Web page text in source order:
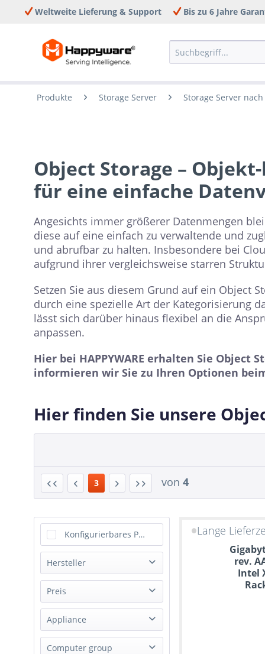
Weltweite Lieferung & Support Bis zu 6 Jahre
Produkte Storage Server Storage Server
Object Storage –
für eine einfache
Angesichts immer größerer Datenmengen
diese auf eine einfach zu verwaltende und
und abrufbar zu halten. Insbesondere bei
aufgrund ihrer vergleichsweise starren
Setzen Sie aus diesem Grund auf ein Object
durch eine spezielle Art der Kategorisierung
lässt sich darüber hinaus flexibel an die
anpassen.
Hier bei HAPPYWARE erhalten Sie Object
informieren wir Sie zu Ihren Optionen
Hier finden Sie unsere
3 von 4
Konfigurierbares Produkt
Hersteller
Gigabyte
Happyware
iXsystems Inc.
Supermicro
Preis
von1590,00 €bis
100280,00 €
Appliance
Storage Appliance
Computer group
Lange
rev.
Intel